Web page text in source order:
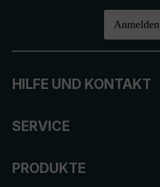
Anmelden
HILFE UND KONTAKT
SERVICE
PRODUKTE